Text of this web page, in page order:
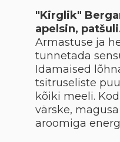
"Kirglik"
apelsin,
Armastuse ja
tunnetada
Idamaised
tsitruseliste
kõiki meeli.
värske,
aroomiga